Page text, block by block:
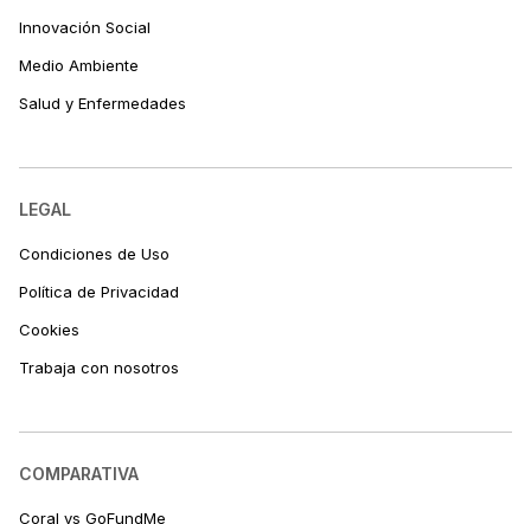
Innovación Social
Medio Ambiente
Salud y Enfermedades
LEGAL
Condiciones de Uso
Política de Privacidad
Cookies
Trabaja con nosotros
COMPARATIVA
Coral vs GoFundMe